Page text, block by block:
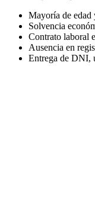
Mayoría de edad
Solvencia
Contrato laboral
Ausencia en
Entrega de DNI,